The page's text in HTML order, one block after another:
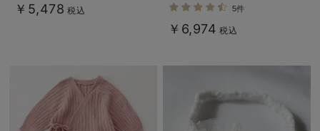
￥5,478 税込 5件
￥6,974 税込